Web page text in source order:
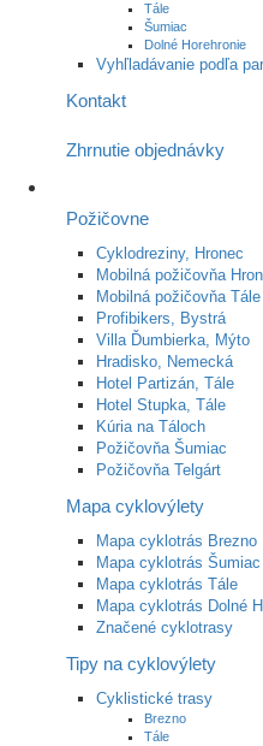
Tále
Šumiac
Dolné Horehronie
Vyhľladávanie podľa
Kontakt
Zhrnutie objednávky
Požičovne
Cyklodreziny, Hronec
Mobilná požičovňa
Mobilná požičovňa
Profibikers, Bystrá
Villa Ďumbierka, Mýto
Hradisko, Nemecká
Hotel Partizán, Tále
Hotel Stupka, Tále
Kúria na Táloch
Požičovňa Šumiac
Požičovňa Telgárt
Mapa cyklovýlety
Mapa cyklotrás Brezno
Mapa cyklotrás Šumiac
Mapa cyklotrás Tále
Mapa cyklotrás Dolné
Značené cyklotrasy
Tipy na cyklovýlety
Cyklistické trasy
Brezno
Tále